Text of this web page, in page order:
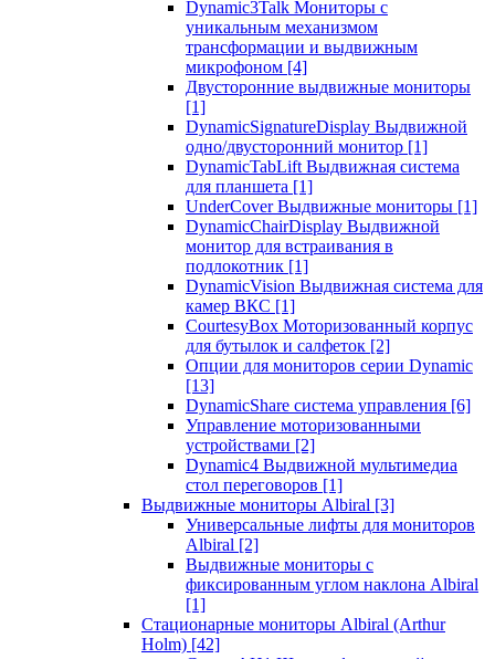
Dynamic3Talk Мониторы с
уникальным механизмом
трансформации и выдвижным
микрофоном [4]
Двусторонние выдвижные мониторы
[1]
DynamicSignatureDisplay Выдвижной
одно/двусторонний монитор [1]
DynamicTabLift Выдвижная система
для планшета [1]
UnderCover Выдвижные мониторы [1]
DynamicChairDisplay Выдвижной
монитор для встраивания в
подлокотник [1]
DynamicVision Выдвижная система для
камер ВКС [1]
CourtesyBox Моторизованный корпус
для бутылок и салфеток [2]
Опции для мониторов серии Dynamic
[13]
DynamicShare система управления [6]
Управление моторизованными
устройствами [2]
Dynamic4 Выдвижной мультимедиа
стол переговоров [1]
Выдвижные мониторы Albiral [3]
Универсальные лифты для мониторов
Albiral [2]
Выдвижные мониторы с
фиксированным углом наклона Albiral
[1]
Стационарные мониторы Albiral (Arthur
Holm) [42]